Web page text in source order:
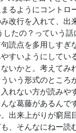
るようにコントロ
改行を入れて、出
たの？っていう
読点を多用しすぎ
すいようにしてい
いかと。考えてみ
いう形式のところ
れない方が読みや
な葛藤があるんで
出来上がりが窮屈
、そんなにねー読